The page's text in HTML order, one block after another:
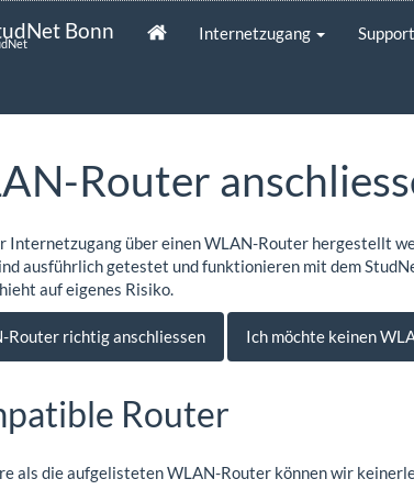
Bonn Internetzugang Support
Router
Internetzugang über einen WLAN-Router hergestellt
ausführlich getestet und funktionieren mit dem
auf eigenes Risiko.
Router richtig anschliessen Ich möchte keinen
Router
als die aufgelisteten WLAN-Router können wir